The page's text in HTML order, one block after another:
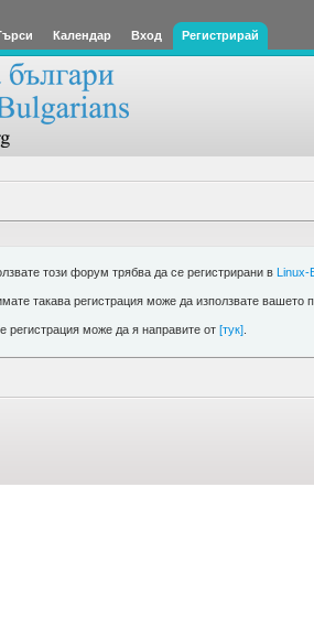
Календар Вход Регистрирай
този форум трябва да се регистрирани в Linux-
такава регистрация може да използвате вашето
регистрация може да я направите от [тук].